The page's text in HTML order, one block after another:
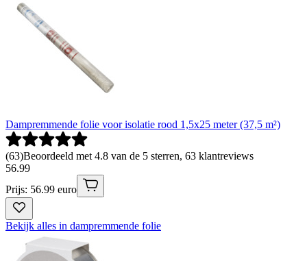
Dampremmende folie voor isolatie rood 1,5x25 meter (37,5 m²)
(63)Beoordeeld met 4.8 van de 5 sterren, 63 klantreviews
56.99
Prijs: 56.99 euro
Bekijk alles in dampremmende folie